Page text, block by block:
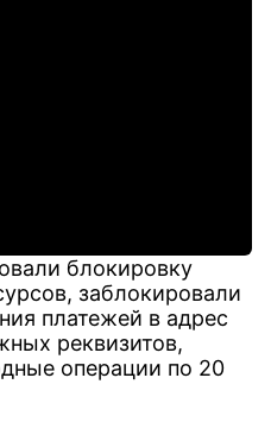
блокировку
заблокировали
платежей в адрес
реквизитов,
операции по 20